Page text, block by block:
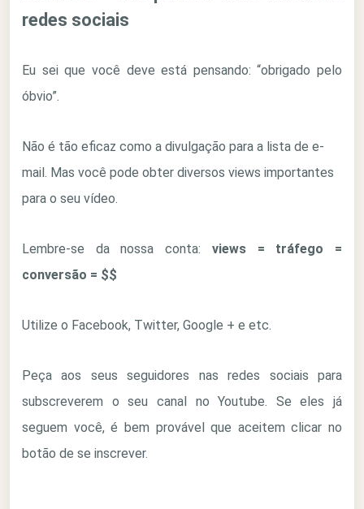
redes sociais
Eu sei que você deve está pensando: “obrigado pelo
óbvio”.
Não é tão eficaz como a divulgação para a lista de e-
mail. Mas você pode obter diversos views importantes
para o seu vídeo.
Lembre-se da nossa conta: views = tráfego =
conversão = $$
Utilize o Facebook, Twitter, Google + e etc.
Peça aos seus seguidores nas redes sociais para
subscreverem o seu canal no Youtube. Se eles já
seguem você, é bem provável que aceitem clicar no
botão de se inscrever.